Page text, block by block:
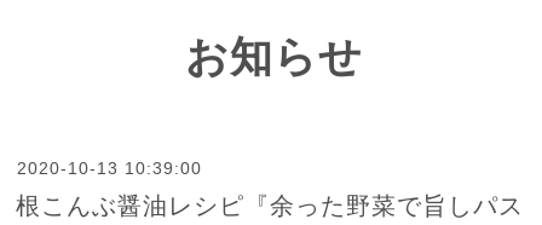
お知らせ
2020-10-13 10:39:00
根こんぶ醤油レシピ『余った野菜で旨しパス